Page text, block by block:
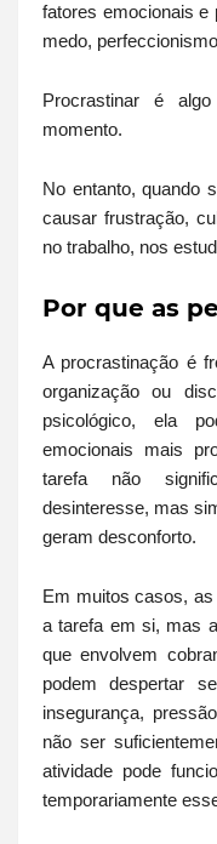
fatores emocionais
medo,
Procrastinar é
momento.
No entanto, quando
causar frustração,
no trabalho, nos
Por que as
A procrastinação é
organização ou
psicológico, ela
emocionais mais
tarefa não
desinteresse, mas
geram desconforto.
Em muitos casos, as
a tarefa em si, mas
que envolvem
podem despertar
insegurança,
não ser
atividade pode
temporariamente